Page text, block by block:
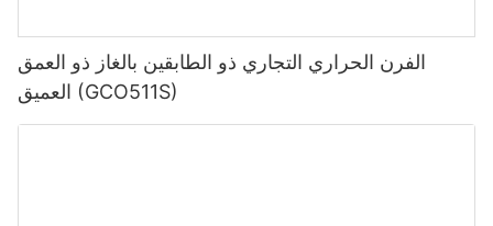
الفرن الحراري التجاري ذو الطابقين بالغاز ذو العمق
العميق (GCO511S)